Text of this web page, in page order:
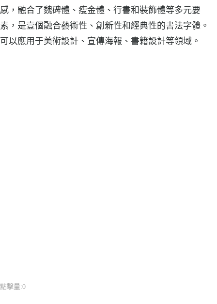
感，融合了魏碑體、瘦金體、行書和裝飾體等多元要
素，是壹個融合藝術性、創新性和經典性的書法字體。
可以應用于美術設計、宣傳海報、書籍設計等領域。
點擊量:0